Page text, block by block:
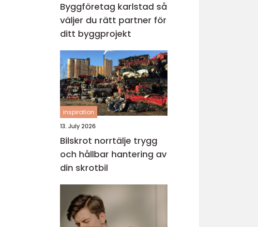
Byggföretag karlstad så
väljer du rätt partner för
ditt byggprojekt
inspiration
13. July 2026
Bilskrot norrtälje trygg
och hållbar hantering av
din skrotbil